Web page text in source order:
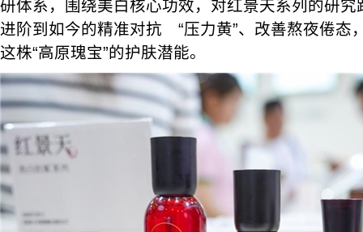
研体系，围绕美白核心功效，对红景天系列的研
进阶到如今的精准对抗 “压力黄”、改善熬夜倦态
这株“高原瑰宝”的护肤潜能。